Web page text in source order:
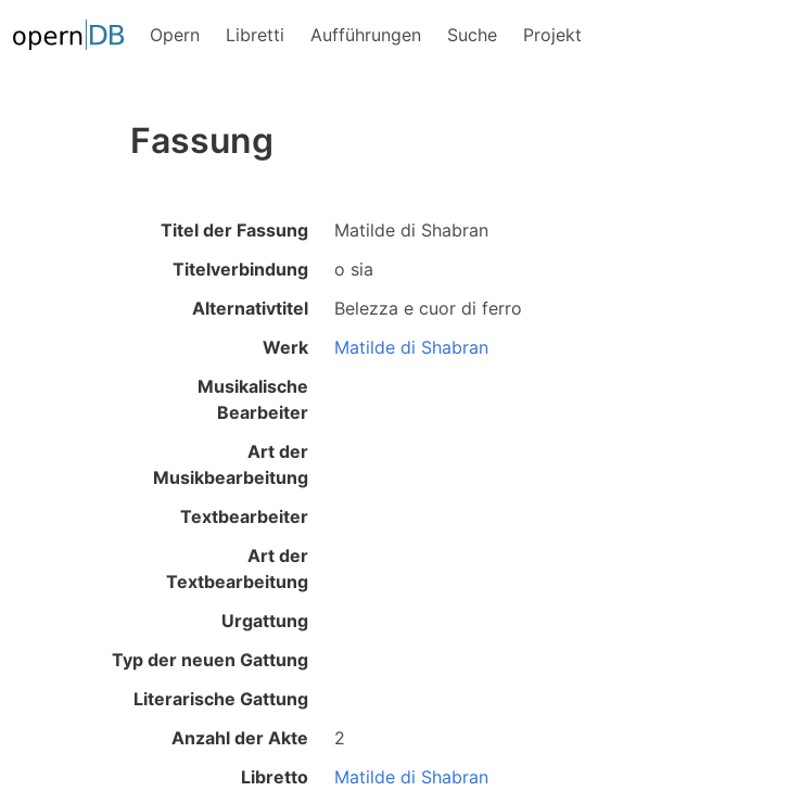
Opern Libretti Aufführungen Suche Projekt
Fassung
Titel der Fassung
Matilde di Shabran
Titelverbindung
o sia
Alternativtitel
Belezza e cuor di ferro
Werk
Matilde di Shabran
Musikalische
Bearbeiter
Art der
Musikbearbeitung
Textbearbeiter
Art der
Textbearbeitung
Urgattung
Typ der neuen Gattung
Literarische Gattung
Anzahl der Akte
2
Libretto
Matilde di Shabran